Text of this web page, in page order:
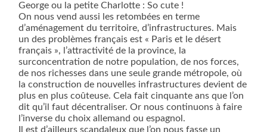
George ou la petite Charlotte : So cute !
On nous vend aussi les retombées en terme
d’aménagement du territoire, d’infrastructures. Mais
un des problèmes français est « Paris et le désert
français », l’attractivité de la province, la
surconcentration de notre population, de nos forces,
de nos richesses dans une seule grande métropole, où
la construction de nouvelles infrastructures devient de
plus en plus coûteuse. Cela fait cinquante ans que l’on
dit qu’il faut décentraliser. Or nous continuons à faire
l’inverse du choix allemand ou espagnol.
Il est d’ailleurs scandaleux que l’on nous fasse un